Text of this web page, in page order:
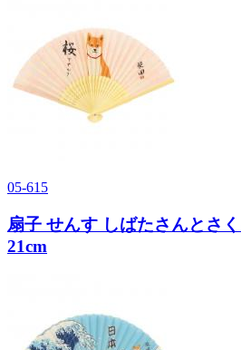
05-615
扇子 せんす しばたさんとさ
21cm